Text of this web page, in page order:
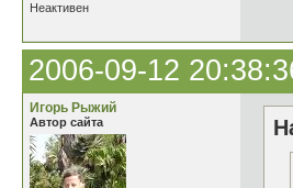
Неактивен
2006-09-12
Игорь Рыжий
Автор сайта